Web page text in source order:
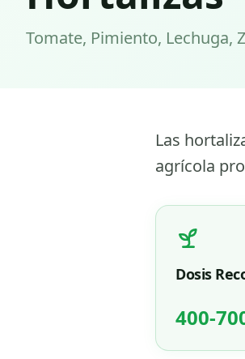
Tomate, Pimiento, Lechuga,
Las
agrícola
Dosis
400-